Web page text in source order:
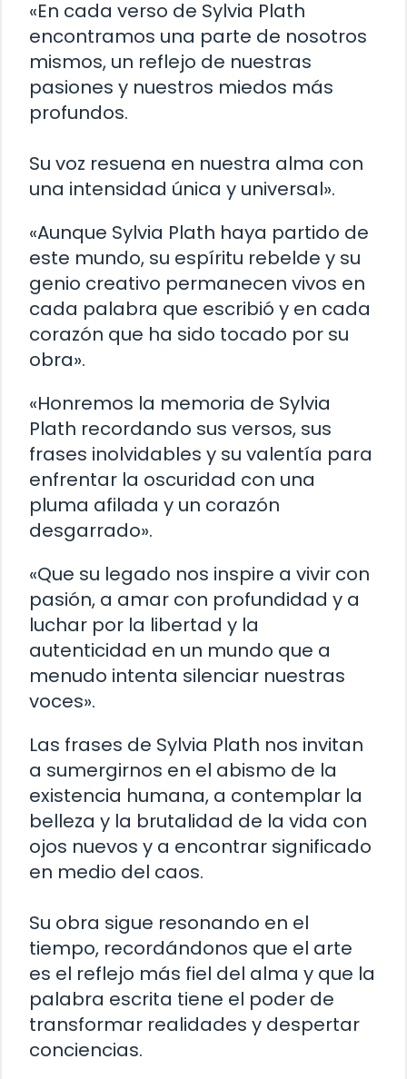
«En cada verso de Sylvia Plath
encontramos una parte de nosotros
mismos, un reflejo de nuestras
pasiones y nuestros miedos más
profundos.
Su voz resuena en nuestra alma con
una intensidad única y universal».
«Aunque Sylvia Plath haya partido de
este mundo, su espíritu rebelde y su
genio creativo permanecen vivos en
cada palabra que escribió y en cada
corazón que ha sido tocado por su
obra».
«Honremos la memoria de Sylvia
Plath recordando sus versos, sus
frases inolvidables y su valentía para
enfrentar la oscuridad con una
pluma afilada y un corazón
desgarrado».
«Que su legado nos inspire a vivir con
pasión, a amar con profundidad y a
luchar por la libertad y la
autenticidad en un mundo que a
menudo intenta silenciar nuestras
voces».
Las frases de Sylvia Plath nos invitan
a sumergirnos en el abismo de la
existencia humana, a contemplar la
belleza y la brutalidad de la vida con
ojos nuevos y a encontrar significado
en medio del caos.
Su obra sigue resonando en el
tiempo, recordándonos que el arte
es el reflejo más fiel del alma y que la
palabra escrita tiene el poder de
transformar realidades y despertar
conciencias.